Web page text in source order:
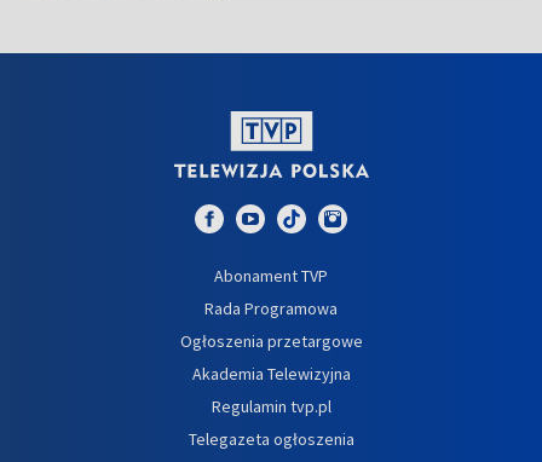
Abonament TVP
Rada Programowa
Ogłoszenia przetargowe
Akademia Telewizyjna
Regulamin tvp.pl
Telegazeta ogłoszenia